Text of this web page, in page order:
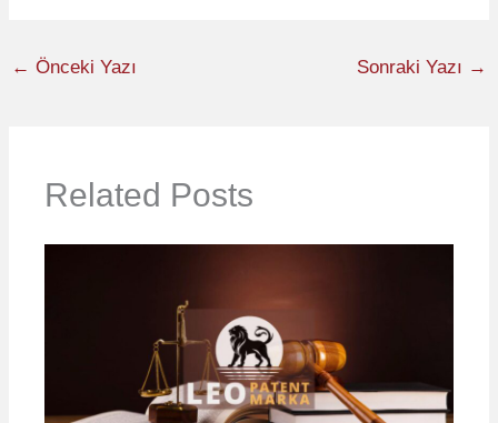
← Önceki Yazı Sonraki Yazı →
Related Posts